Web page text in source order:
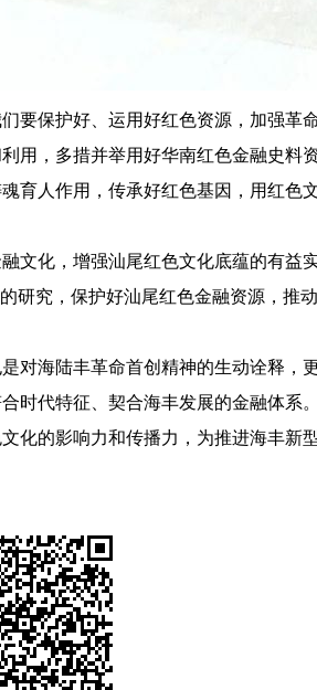
保护好、运用好红色资源，加强革
，多措并举用好华南红色金融史料
人作用，传承好红色基因，用红色
化，增强汕尾红色文化底蕴的有益
究，保护好汕尾红色金融资源，推
海陆丰革命首创精神的生动诠释，
代特征、契合海丰发展的金融体系
化的影响力和传播力，为推进海丰新